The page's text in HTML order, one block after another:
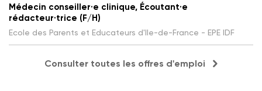
Médecin conseiller·e clinique, Écoutant·e
rédacteur·trice (F/H)
Ecole des Parents et Educateurs d'Ile-de-France - EPE IDF
Consulter toutes les offres d'emploi